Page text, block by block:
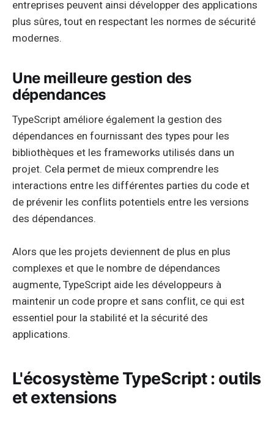
entreprises peuvent ainsi développer des applications
plus sûres, tout en respectant les normes de sécurité
modernes.
Une meilleure gestion des
dépendances
TypeScript améliore également la gestion des
dépendances en fournissant des types pour les
bibliothèques et les frameworks utilisés dans un
projet. Cela permet de mieux comprendre les
interactions entre les différentes parties du code et
de prévenir les conflits potentiels entre les versions
des dépendances.
Alors que les projets deviennent de plus en plus
complexes et que le nombre de dépendances
augmente, TypeScript aide les développeurs à
maintenir un code propre et sans conflit, ce qui est
essentiel pour la stabilité et la sécurité des
applications.
L'écosystème TypeScript : outils
et extensions